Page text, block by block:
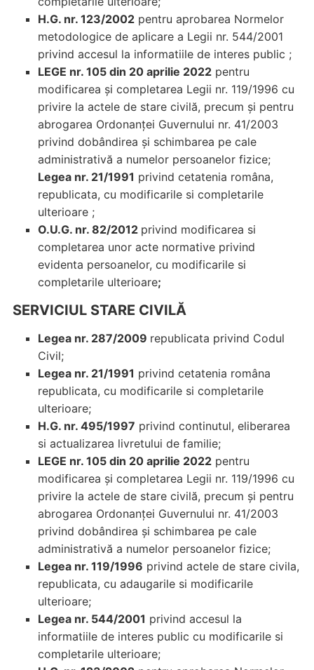
H.G. nr. 123/2002pentru aprobarea Normelor
metodologice de aplicare a Legii nr. 544/2001
privind accesul la informatiile de interes public ;
LEGE nr. 105 din 20 aprilie 2022pentru
modificarea şi completarea Legii nr. 119/1996 cu
privire la actele de stare civilă, precum şi pentru
abrogarea Ordonanţei Guvernului nr. 41/2003
privind dobândirea şi schimbarea pe cale
administrativă a numelor persoanelor fizice;
Legea nr. 21/1991 privind cetatenia româna,
republicata, cu modificarile si completarile
ulterioare ;
O.U.G. nr. 82/2012 privind modificarea si
completarea unor acte normative privind
evidenta persoanelor, cu modificarile si
completarile ulterioare;
SERVICIUL STARE CIVILĂ
Legea nr. 287/2009 republicata privind Codul
Civil;
Legea nr. 21/1991 privind cetatenia româna
republicata, cu modificarile si completarile
ulterioare;
H.G. nr. 495/1997 privind continutul, eliberarea
si actualizarea livretului de familie;
LEGE nr. 105 din 20 aprilie 2022pentru
modificarea şi completarea Legii nr. 119/1996 cu
privire la actele de stare civilă, precum şi pentru
abrogarea Ordonanţei Guvernului nr. 41/2003
privind dobândirea şi schimbarea pe cale
administrativă a numelor persoanelor fizice;
Legea nr. 119/1996 privind actele de stare civila,
republicata, cu adaugarile si modificarile
ulterioare;
Legea nr. 544/2001 privind accesul la
informatiile de interes public cu modificarile si
completarile ulterioare;